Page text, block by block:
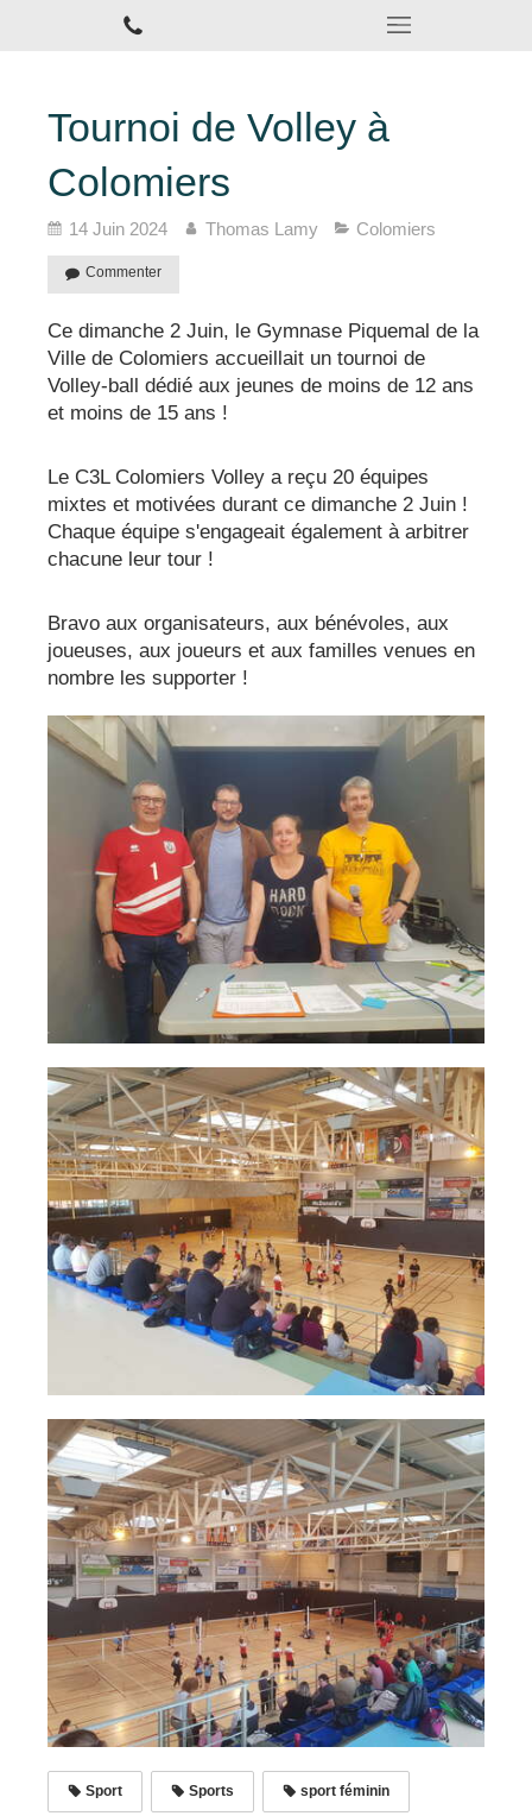
Tournoi de Volley à
Colomiers
14 Juin 2024 Thomas Lamy Colomiers
Commenter
Ce dimanche 2 Juin, le Gymnase Piquemal de la
Ville de Colomiers accueillait un tournoi de
Volley-ball dédié aux jeunes de moins de 12 ans
et moins de 15 ans !
Le C3L Colomiers Volley a reçu 20 équipes
mixtes et motivées durant ce dimanche 2 Juin !
Chaque équipe s'engageait également à arbitrer
chacune leur tour !
Bravo aux organisateurs, aux bénévoles, aux
joueuses, aux joueurs et aux familles venues en
nombre les supporter !
Sport Sports sport féminin